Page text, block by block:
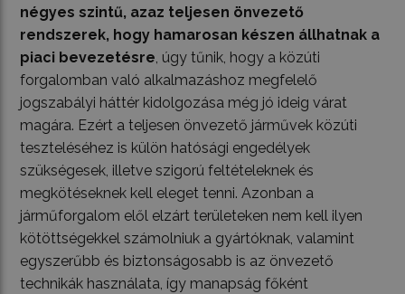
négyes szintű, azaz teljesen önvezető
rendszerek, hogy hamarosan készen állhatnak a
piaci bevezetésre, úgy tűnik, hogy a közúti
forgalomban való alkalmazáshoz megfelelő
jogszabályi háttér kidolgozása még jó ideig várat
magára. Ezért a teljesen önvezető járművek közúti
teszteléséhez is külön hatósági engedélyek
szükségesek, illetve szigorú feltételeknek és
megkötéseknek kell eleget tenni. Azonban a
járműforgalom elől elzárt területeken nem kell ilyen
kötöttségekkel számolniuk a gyártóknak, valamint
egyszerűbb és biztonságosabb is az önvezető
technikák használata, így manapság főként